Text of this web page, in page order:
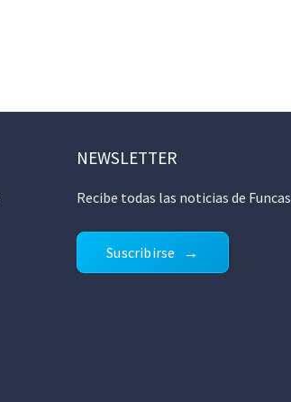
NEWSLETTER
Recibe todas las noticias de Funcas
Suscribirse